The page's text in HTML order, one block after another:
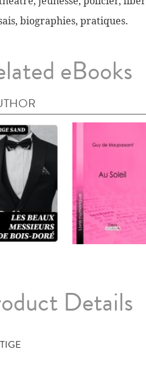
biographies, pratiques.
eBooks
Details